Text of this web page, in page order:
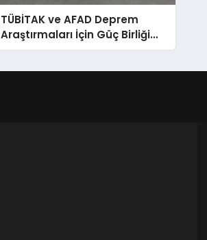
TÜBİTAK ve AFAD Deprem
Araştırmaları İçin Güç Birliği
Yaptı